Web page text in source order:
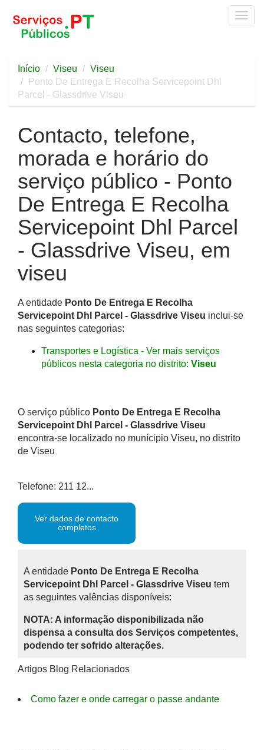
Início Viseu
Viseu
Ponto De Entrega E Recolha Servicepoint Dhl
Parcel - Glassdrive Viseu
Contacto, telefone,
morada e horário do
serviço público - Ponto
De Entrega E Recolha
Servicepoint Dhl Parcel
- Glassdrive Viseu, em
viseu
A entidade Ponto De Entrega E Recolha
Servicepoint Dhl Parcel - Glassdrive Viseu inclui-se
nas seguintes categorias:
Transportes e Logística - Ver mais serviços
públicos nesta categoria no distrito: Viseu
O serviço público Ponto De Entrega E Recolha
Servicepoint Dhl Parcel - Glassdrive Viseu
encontra-se localizado no munícipio Viseu, no distrito
de Viseu
Telefone: 211 12...
Ver dados de contacto
completos
A entidade Ponto De Entrega E Recolha
Servicepoint Dhl Parcel - Glassdrive Viseu tem
as seguintes valências disponíveis:
NOTA: A informação disponibilizada não
dispensa a consulta dos Serviços competentes,
podendo ter sofrido alterações.
Artigos Blog Relacionados
Como fazer e onde carregar o passe andante